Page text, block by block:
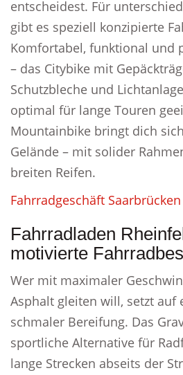
entscheidest. Für
gibt es speziell konzipierte
Komfortabel, funktional und
– das Citybike mit
Schutzbleche und
optimal für lange Touren
Mountainbike bringt dich
Gelände – mit solider
breiten Reifen.
Fahrradgeschäft Saarbrücken
Fahrradladen
motivierte
Wer mit maximaler
Asphalt gleiten will, setzt auf
schmaler Bereifung. Das
sportliche Alternative für
lange Strecken abseits der